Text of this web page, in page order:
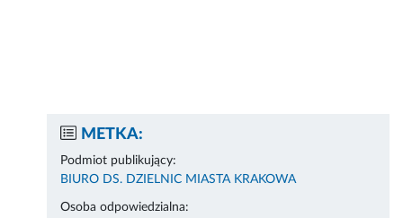
METKA:
Podmiot publikujący:
BIURO DS. DZIELNIC MIASTA KRAKOWA
Osoba odpowiedzialna: